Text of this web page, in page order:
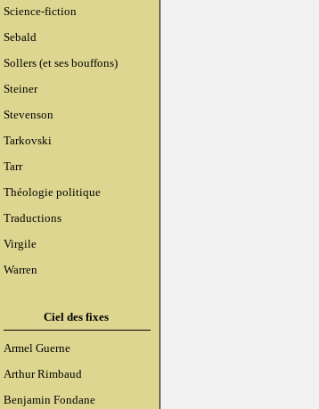
Science-fiction
Sebald
Sollers (et ses bouffons)
Steiner
Stevenson
Tarkovski
Tarr
Théologie politique
Traductions
Virgile
Warren
Ciel des fixes
Armel Guerne
Arthur Rimbaud
Benjamin Fondane